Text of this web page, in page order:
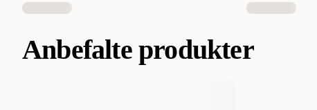
Anbefalte produkter